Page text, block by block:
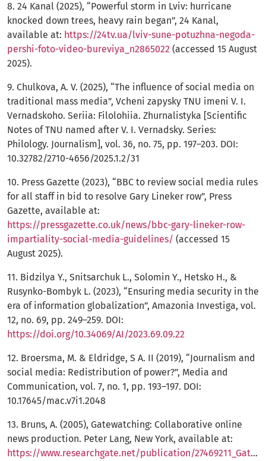
8. 24 Kanal (2025), “Powerful storm in Lviv: hurricane
knocked down trees, heavy rain began”, 24 Kanal,
available at: https://24tv.ua/lviv-sune-potuzhna-negoda-
pershi-foto-video-bureviya_n2865022 (accessed 15 August
2025).
9. Chulkova, A. V. (2025), “The influence of social media on
traditional mass media”, Vcheni zapysky TNU imeni V. I.
Vernadskoho. Seriia: Filolohiia. Zhurnalistyka [Scientific
Notes of TNU named after V. I. Vernadsky. Series:
Philology. Journalism], vol. 36, no. 75, pp. 197–203. DOI:
10.32782/2710-4656/2025.1.2/31
10. Press Gazette (2023), “BBC to review social media rules
for all staff in bid to resolve Gary Lineker row”, Press
Gazette, available at:
https://pressgazette.co.uk/news/bbc-gary-lineker-row-
impartiality-social-media-guidelines/ (accessed 15
August 2025).
11. Bidzilya Y., Snitsarchuk L., Solomin Y., Hetsko H., &
Rusynko-Bombyk L. (2023), “Ensuring media security in the
era of information globalization”, Amazonia Investiga, vol.
12, no. 69, pp. 249–259. DOI:
https://doi.org/10.34069/AI/2023.69.09.22
12. Broersma, M. & Eldridge, S A. II (2019), “Journalism and
social media: Redistribution of power?”, Media and
Communication, vol. 7, no. 1, pp. 193–197. DOI:
10.17645/mac.v7i1.2048
13. Bruns, A. (2005), Gatewatching: Collaborative online
news production. Peter Lang, New York, available at:
https://www.researchgate.net/publication/27469211_Gatewatching_Collaborative_Online_News_Production